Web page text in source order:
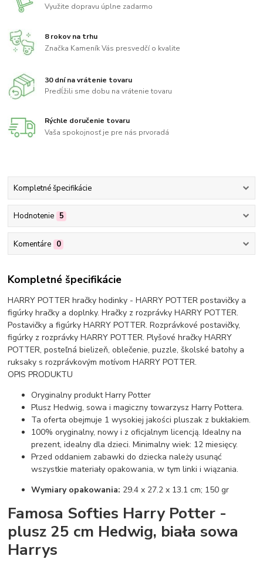
Využite dopravu úplne zadarmo
8 rokov na trhu
Značka Kameník Vás presvedčí o kvalite
30 dní na vrátenie tovaru
Predĺžili sme dobu na vrátenie tovaru
Rýchle doručenie tovaru
Vaša spokojnosť je pre nás prvoradá
Kompletné špecifikácie
Hodnotenie 5
Komentáre 0
Kompletné špecifikácie
HARRY POTTER hračky hodinky - HARRY POTTER postavičky a
figúrky hračky a doplnky. Hračky z rozprávky HARRY POTTER.
Postavičky a figúrky HARRY POTTER. Rozprávkové postavičky,
figúrky z rozprávky HARRY POTTER. Plyšové hračky HARRY
POTTER, posteľná bielizeň, oblečenie, puzzle, školské batohy a
ruksaky s rozprávkovým motívom HARRY POTTER.
OPIS PRODUKTU
Oryginalny produkt Harry Potter
Plusz Hedwig, sowa i magiczny towarzysz Harry Pottera.
Ta oferta obejmuje 1 wysokiej jakości pluszak z bukłakiem.
100% oryginalny, nowy i z oficjalnym licencją. Idealny na
prezent, idealny dla dzieci. Minimalny wiek: 12 miesięcy.
Przed oddaniem zabawki do dziecka należy usunąć
wszystkie materiały opakowania, w tym linki i wiązania.
Wymiary opakowania: 29.4 x 27.2 x 13.1 cm; 150 gr
Famosa Softies Harry Potter -
plusz 25 cm Hedwig, biała sowa
Harrys